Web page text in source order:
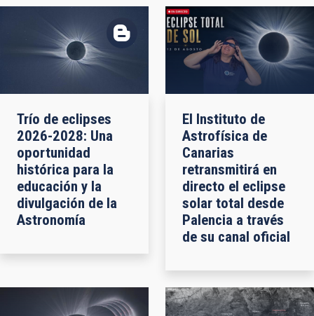
Trío de eclipses
2026-2028: Una
oportunidad
histórica para la
educación y la
divulgación de la
Astronomía
El Instituto de
Astrofísica de
Canarias
retransmitirá en
directo el eclipse
solar total desde
Palencia a través
de su canal oficial